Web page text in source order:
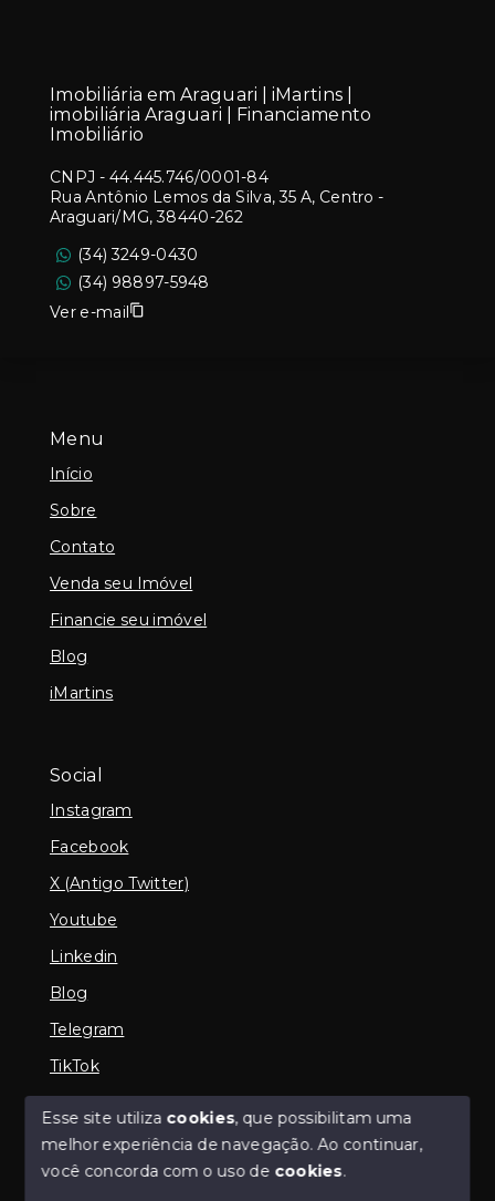
Menu
Início
Sobre
Contato
Venda seu Imóvel
Financie seu imóvel
Blog
iMartins
Social
Instagram
Facebook
X (Antigo Twitter)
Youtube
Linkedin
Blog
Telegram
TikTok
© Copyright 2026 - Imobiliária em Araguari | iMartins |
imobiliária Araguari | Financiamento Imobiliário -
Imobiliária em Araguari | iMartins |
imobiliária Araguari | Financiamento
Imobiliário
CNPJ - 44.445.746/0001-84
Rua Antônio Lemos da Silva, 35 A, Centro -
Araguari/MG, 38440-262
(34) 3249-0430
(34) 98897-5948
Ver e-mail
Esse site utiliza cookies, que possibilitam uma
melhor experiência de navegação.Ao continuar,
você concorda com o uso de cookies.